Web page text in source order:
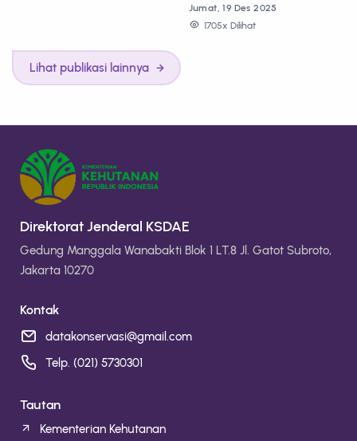
Jumat, 19 Des 2025
1705x Dilihat
Lihat publikasi lainnya
Direktorat Jenderal KSDAE
Gedung Manggala Wanabakti Blok 1 LT.8 Jl. Gatot Subroto,
Jakarta 10270
Kontak
datakonservasi@gmail.com
Telp. (021) 5730301
Tautan
Kementerian Kehutanan